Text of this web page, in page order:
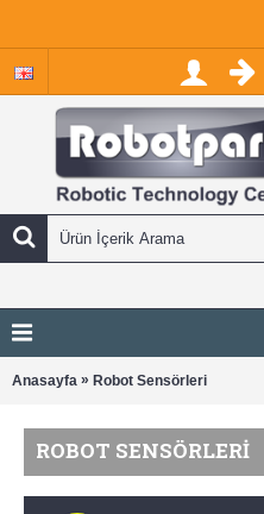
Anasayfa » Robot Sensörleri
ROBOT SENSÖRLERI